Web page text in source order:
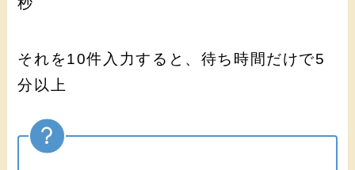
それを10件入力すると、待ち時間だけで5
分以上